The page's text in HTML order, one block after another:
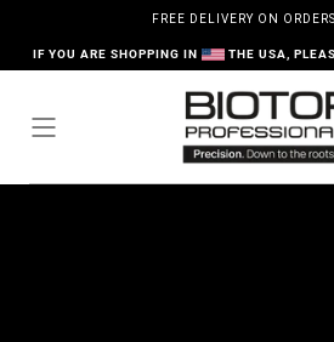
Zum Inhalt springenFREE DELIVERY ON ORDERS
IF YOU ARE SHOPPING IN THE USA,